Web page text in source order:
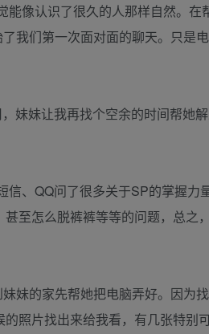
像认识了很久的人那样自然。在
我们第一次面对面的聊天。只是
妹妹让我再找个空余的时间帮她解
、QQ问了很多关于SP的掌握力
至怎么脱裤裤等等的问题，总之
妹的家先帮她把电脑弄好。因为找
照片找出来给我看，有几张特别